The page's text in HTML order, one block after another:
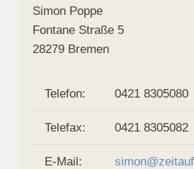
Simon Poppe
Fontane Straße 5
28279 Bremen
Telefon: 0421 8305080
Telefax: 0421 8305082
E-Mail: